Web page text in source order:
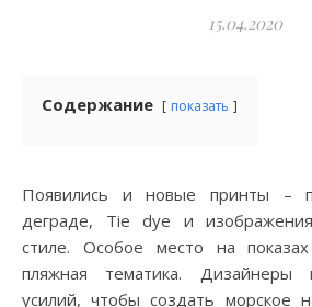
15.04.2020
Содержание показать
Появились и новые принты – платочный, эффект
деграде, Tie dye и
стиле. Особое место на
пляжная тематика. Дизайнеры
усилий, чтобы создать морское